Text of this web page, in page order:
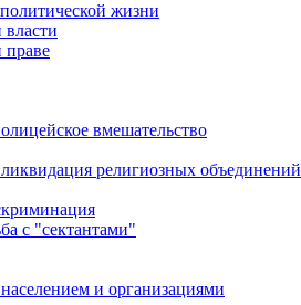
жизни
праве
вмешательство
религиозных объединений
с "сектантами"
и организациями